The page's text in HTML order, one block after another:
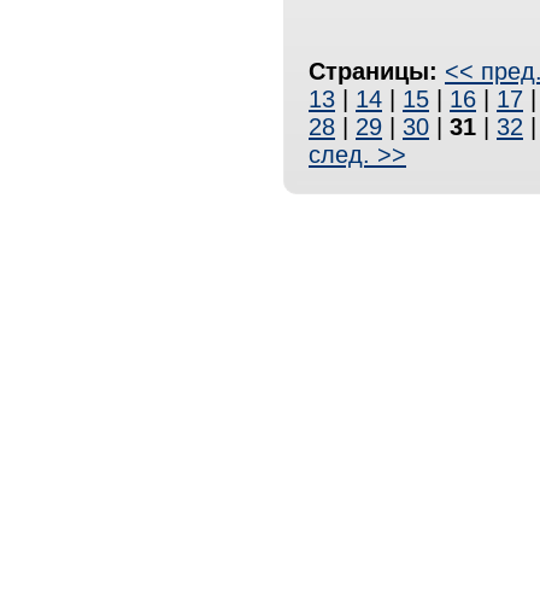
Страницы: <<
13
14 15 16 17
28
29 30 31 32
след. >>